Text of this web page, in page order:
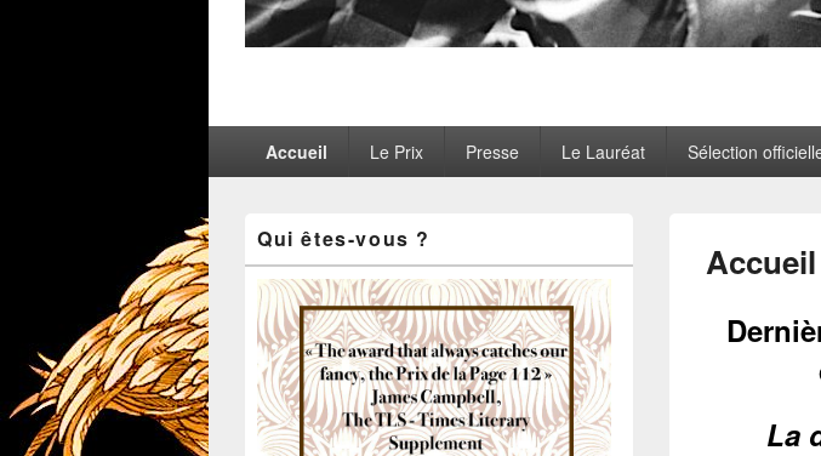
principalAccueil Le Prix Presse Le Lauréat Sélection
Accueil
La
principale
de
widget
pour
barre
latérale
Qui êtes-vous ?